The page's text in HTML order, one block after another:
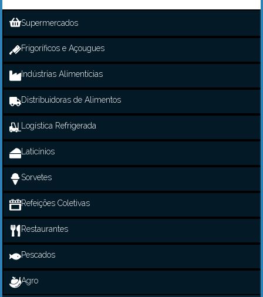
Supermercados
Frigoríficos e Açougues
Indústrias Alimentícias
Distribuidoras de Alimentos
Logística Refrigerada
Laticínios
Sorvetes
Refeições Coletivas
Restaurantes
Pescados
Agro